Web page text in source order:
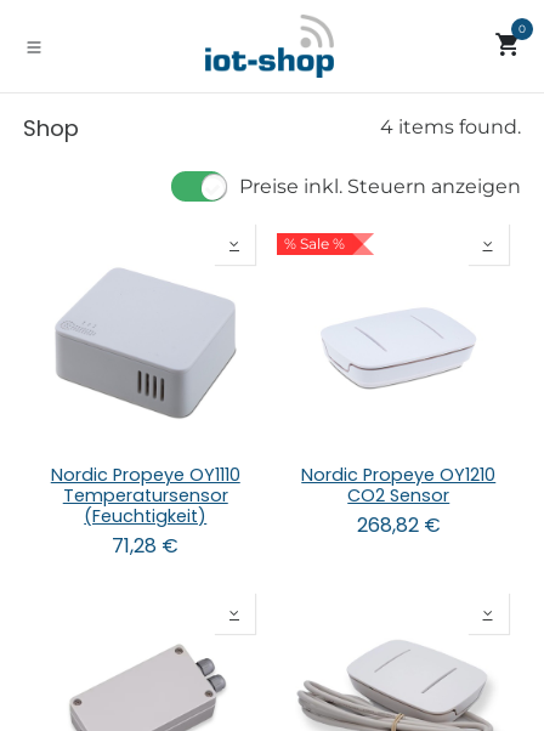
0
Shop 4 items found.
Preise inkl. Steuern anzeigen
Nordic Propeye OY1110
Temperatursensor
(Feuchtigkeit)
71,28 €
% Sale %
Nordic Propeye OY1210
CO2 Sensor
268,82€